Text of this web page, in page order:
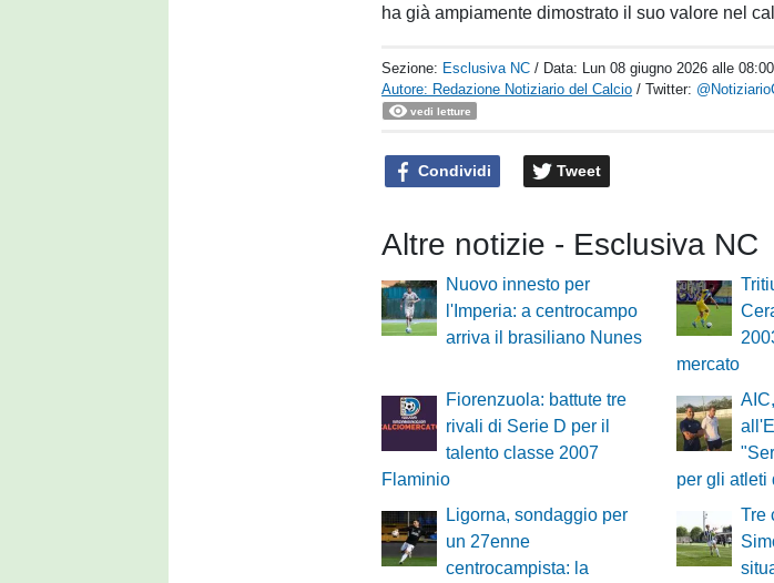
ha già ampiamente dimostrato il suo valore nel
Sezione: Esclusiva NC / Data: Lun 08 giugno 2026 alle 08:00
Autore: Redazione Notiziario del Calcio / Twitter:
vedi letture
Condividi Tweet
Altre notizie - Esclusiva NC
Nuovo innesto per
l'Imperia: a centrocampo
arriva il brasiliano Nunes
mercato
Fiorenzuola: battute tre
rivali di Serie D per il
talento classe 2007
Flaminio
per gli atleti
Ligorna, sondaggio per
un 27enne
centrocampista: la
Tre